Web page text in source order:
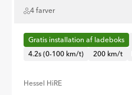
4 farver
Gratis installation af ladeboks
4.2s (0-100 km/t)
200 km/t
Hessel HiRE